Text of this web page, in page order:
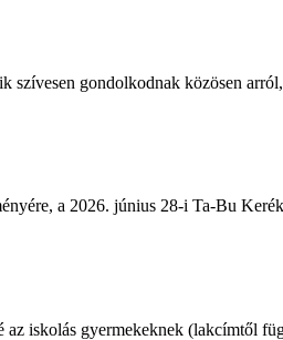
szívesen gondolkodnak közösen
a 2026. június 28-i Ta-Bu
iskolás gyermekeknek (lakcímtől